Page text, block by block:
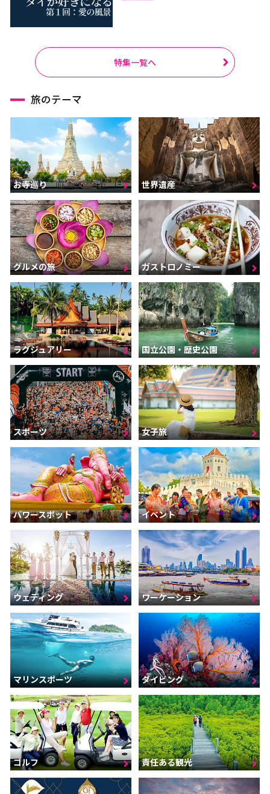
サラブリー
スパンブリー
プーケット
サムイ島（スラーターニ
パンガー
カオラック（パンガー）
チュンポーン
ナラーティワート
ナコーンシータマラート
パッターニー
パッタルン
ラノーン
サトゥーン
ソンクラー
スラーターニー
ヤラー
特集一覧へ
旅のテーマ
お寺巡り 世界遺産
グルメの旅 ガストロノミー
ラグジュアリー 国立公園・歴史公園
スポーツ 女子旅
パワースポット イベント
ウェディング ワーケーション
マリンスポーツ ダイビング
ゴルフ 責任ある観光